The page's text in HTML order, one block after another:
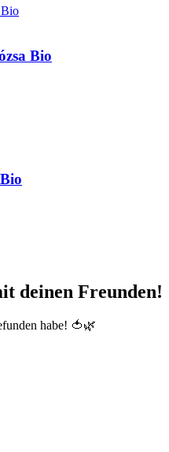
Bio
Bio
deinen Freunden!
habe! 🍅🌿